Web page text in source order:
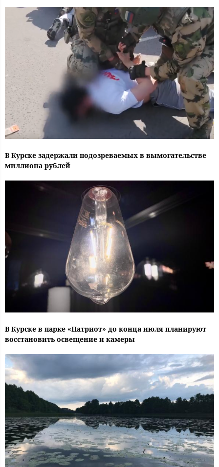
В Курске задержали подозреваемых в вымогательстве
миллиона рублей
В Курске в парке «Патриот» до конца июля планируют
восстановить освещение и камеры